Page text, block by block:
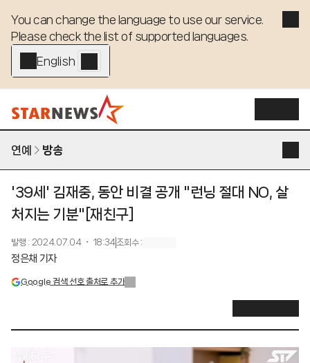
You can change the language to use our service.
Please check the list of supported languages.
English - EN
연예 방송
'39세' 김재중, 동안 비결 공개 "런닝 절대 NO, 살
처지는 기분"[재친구]
발행 : 2024.07.04 ・ 18:34조회수:
정은채 기자
Google 검색 선호 출처로 추가